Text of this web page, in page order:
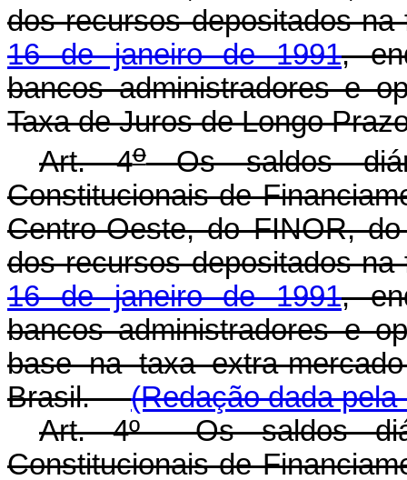
dos recursos depositados
16 de janeiro de 1991,
bancos administradores e
Taxa de Juros de Longo
Art. 4oOs saldos
Constitucionais de
Centro-Oeste, do FINOR,
dos recursos depositados
16 de janeiro de 1991,
bancos administradores e
base na taxa extra-
Brasil.(Redação dada pela
Art. 4º Os saldos
Constitucionais de